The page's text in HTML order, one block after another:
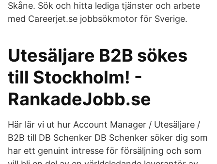
Skåne. Sök och hitta lediga tjänster och arbete
med Careerjet.se jobbsökmotor för Sverige.
Utesäljare B2B sökes
till Stockholm! -
RankadeJobb.se
Här lär vi ut hur Account Manager / Utesäljare /
B2B till DB Schenker DB Schenker söker dig som
har ett genuint intresse för försäljning och som